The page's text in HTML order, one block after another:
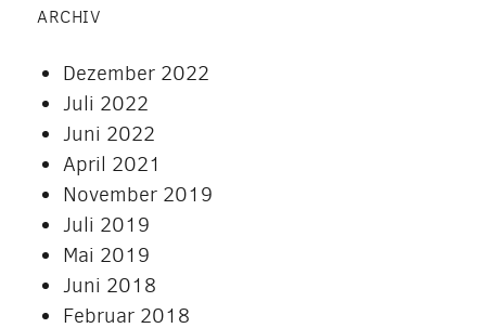
ARCHIV
Dezember 2022
Juli 2022
Juni 2022
April 2021
November 2019
Juli 2019
Mai 2019
Juni 2018
Februar 2018